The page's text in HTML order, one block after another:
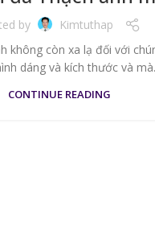
by
Kimtuthap
không còn xa lạ đối với
dáng và kích thước và
CONTINUE READING